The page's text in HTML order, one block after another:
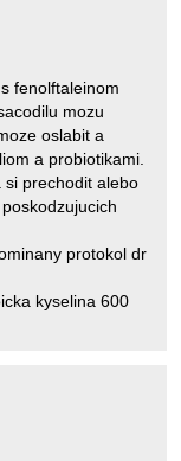
fenolftaleinom
mozu
oslabit a
a probiotikami.
si prechodit alebo
protokol dr
kyselina 600